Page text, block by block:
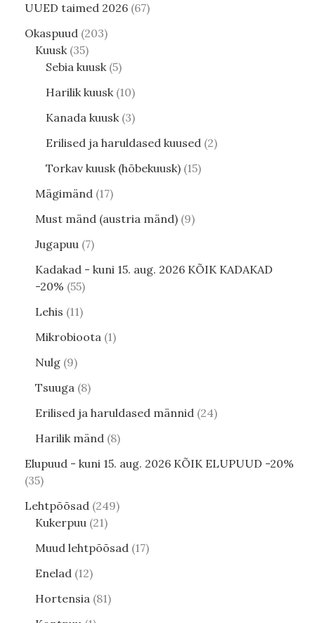
UUED taimed 2026 67
Okaspuud 203
Kuusk 35
Sebia kuusk 5
Harilik kuusk 10
Kanada kuusk 3
Erilised ja haruldased kuused 2
Torkav kuusk (hõbekuusk) 15
Mägimänd 17
Must mänd (austria mänd) 9
Jugapuu 7
Kadakad - kuni 15. aug. 2026 KÕIK KADAKAD
-20% 55
Lehis 11
Mikrobioota 1
Nulg 9
Tsuuga 8
Erilised ja haruldased männid 24
Harilik mänd 8
Elupuud - kuni 15. aug. 2026 KÕIK ELUPUUD -20%
35
Lehtpõõsad 249
Kukerpuu 21
Muud lehtpõõsad 17
Enelad 12
Hortensia 81